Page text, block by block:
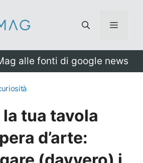
Menu
alle fonti di google news
tua tavola
d’arte: